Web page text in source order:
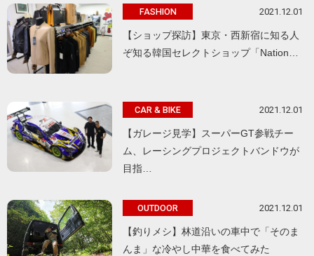
FASHION 2021.12.01
【ショップ探訪】東京・西新宿に知る人
ぞ知る韓国セレクトショップ「Nation…
CAR & BIKE 2021.12.01
【ガレージ見学】スーパーGT参戦チー
ム、レーシングプロジェクトバンドウが
目指…
OUTDOOR 2021.12.01
【釣りメシ】林道沿いの車中で「そのま
んま」な冷やし中華を食べてみた